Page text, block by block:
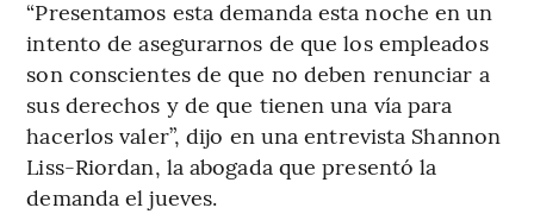
“Presentamos esta demanda esta noche en un
intento de asegurarnos de que los empleados
son conscientes de que no deben renunciar a
sus derechos y de que tienen una vía para
hacerlos valer”, dijo en una entrevista Shannon
Liss-Riordan, la abogada que presentó la
demanda el jueves.